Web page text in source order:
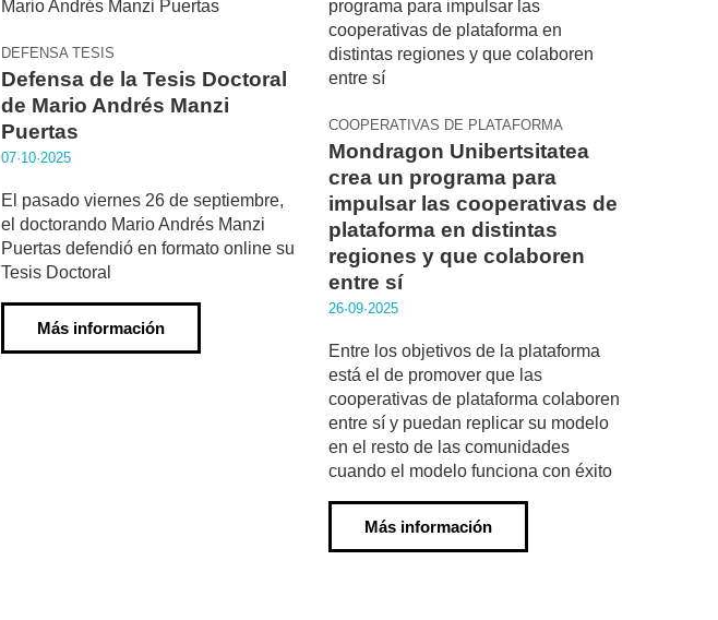
DEFENSA TESIS
Defensa de la Tesis Doctoral
de Mario Andrés Manzi
Puertas
07·10·2025
El pasado viernes 26 de septiembre,
el doctorando Mario Andrés Manzi
Puertas defendió en formato online su
Tesis Doctoral
Más información
COOPERATIVAS DE PLATAFORMA
Mondragon Unibertsitatea
crea un programa para
impulsar las cooperativas de
plataforma en distintas
regiones y que colaboren
entre sí
26·09·2025
Entre los objetivos de la plataforma
está el de promover que las
cooperativas de plataforma colaboren
entre sí y puedan replicar su modelo
en el resto de las comunidades
cuando el modelo funciona con éxito
Más información